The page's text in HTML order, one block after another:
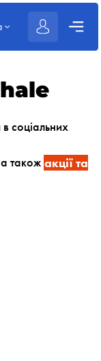
соціальних
також акції та